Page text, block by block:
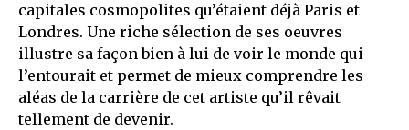
capitales cosmopolites qu’étaient déjà Paris et
Londres. Une riche sélection de ses oeuvres
illustre sa façon bien à lui de voir le monde qui
l’entourait et permet de mieux comprendre les
aléas de la carrière de cet artiste qu’il rêvait
tellement de devenir.